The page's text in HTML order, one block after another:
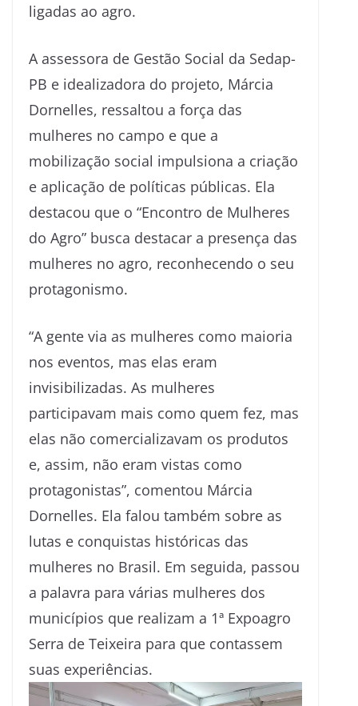
ligadas ao agro.
A assessora de Gestão Social da Sedap-
PB e idealizadora do projeto, Márcia
Dornelles, ressaltou a força das
mulheres no campo e que a
mobilização social impulsiona a criação
e aplicação de políticas públicas. Ela
destacou que o “Encontro de Mulheres
do Agro” busca destacar a presença das
mulheres no agro, reconhecendo o seu
protagonismo.
“A gente via as mulheres como maioria
nos eventos, mas elas eram
invisibilizadas. As mulheres
participavam mais como quem fez, mas
elas não comercializavam os produtos
e, assim, não eram vistas como
protagonistas”, comentou Márcia
Dornelles. Ela falou também sobre as
lutas e conquistas históricas das
mulheres no Brasil. Em seguida, passou
a palavra para várias mulheres dos
municípios que realizam a 1ª Expoagro
Serra de Teixeira para que contassem
suas experiências.